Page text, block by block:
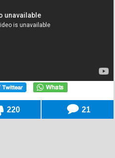
220 21